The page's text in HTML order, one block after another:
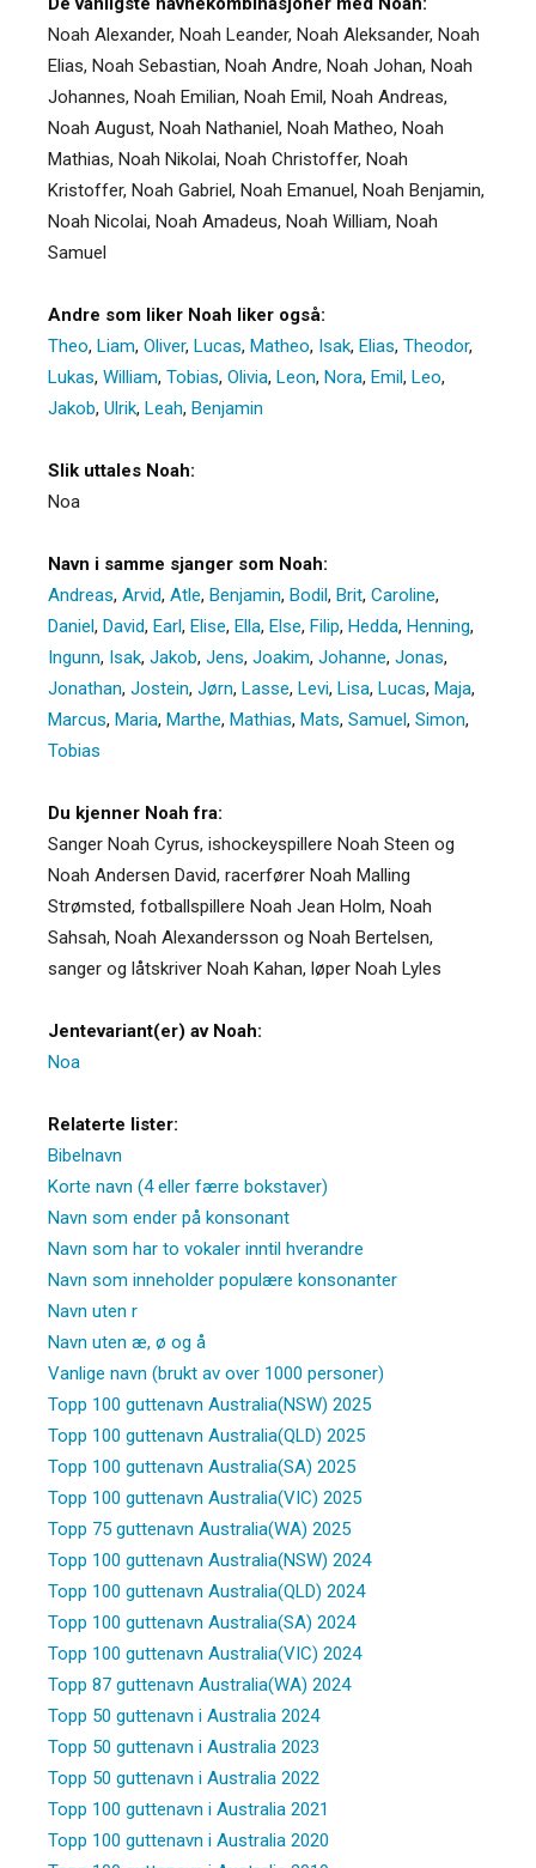
Noah Alexander, Noah Leander, Noah Aleksander, Noah
Elias, Noah Sebastian, Noah Andre, Noah Johan, Noah
Johannes, Noah Emilian, Noah Emil, Noah Andreas,
Noah August, Noah Nathaniel, Noah Matheo, Noah
Mathias, Noah Nikolai, Noah Christoffer, Noah
Kristoffer, Noah Gabriel, Noah Emanuel, Noah Benjamin,
Noah Nicolai, Noah Amadeus, Noah William, Noah
Samuel
Andre som liker Noah liker også:
Theo, Liam, Oliver, Lucas, Matheo, Isak, Elias, Theodor,
Lukas, William, Tobias, Olivia, Leon, Nora, Emil, Leo,
Jakob, Ulrik, Leah, Benjamin
Slik uttales Noah:
Noa
Navn i samme sjanger som Noah:
Andreas, Arvid, Atle, Benjamin, Bodil, Brit, Caroline,
Daniel, David, Earl, Elise, Ella, Else, Filip, Hedda, Henning,
Ingunn, Isak, Jakob, Jens, Joakim, Johanne, Jonas,
Jonathan, Jostein, Jørn, Lasse, Levi, Lisa, Lucas, Maja,
Marcus, Maria, Marthe, Mathias, Mats, Samuel, Simon,
Tobias
Du kjenner Noah fra:
Sanger Noah Cyrus, ishockeyspillere Noah Steen og
Noah Andersen David, racerfører Noah Malling
Strømsted, fotballspillere Noah Jean Holm, Noah
Sahsah, Noah Alexandersson og Noah Bertelsen,
sanger og låtskriver Noah Kahan, løper Noah Lyles
Jentevariant(er) av Noah:
Noa
Relaterte lister:
Bibelnavn
Korte navn (4 eller færre bokstaver)
Navn som ender på konsonant
Navn som har to vokaler inntil hverandre
Navn som inneholder populære konsonanter
Navn uten r
Navn uten æ, ø og å
Vanlige navn (brukt av over 1000 personer)
Topp 100 guttenavn Australia(NSW) 2025
Topp 100 guttenavn Australia(QLD) 2025
Topp 100 guttenavn Australia(SA) 2025
Topp 100 guttenavn Australia(VIC) 2025
Topp 75 guttenavn Australia(WA) 2025
Topp 100 guttenavn Australia(NSW) 2024
Topp 100 guttenavn Australia(QLD) 2024
Topp 100 guttenavn Australia(SA) 2024
Topp 100 guttenavn Australia(VIC) 2024
Topp 87 guttenavn Australia(WA) 2024
Topp 50 guttenavn i Australia 2024
Topp 50 guttenavn i Australia 2023
Topp 50 guttenavn i Australia 2022
Topp 100 guttenavn i Australia 2021
Topp 100 guttenavn i Australia 2020